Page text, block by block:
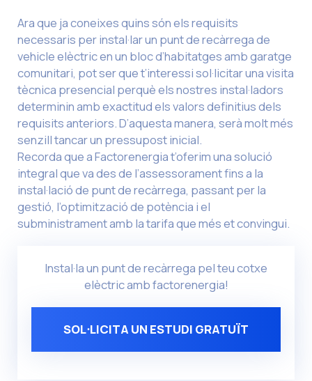
Ara que ja coneixes quins són els requisits
necessaris per instal·lar un punt de recàrrega de
vehicle elèctric en un bloc d’habitatges amb garatge
comunitari, pot ser que t’interessi sol·licitar una visita
tècnica presencial perquè els nostres instal·ladors
determinin amb exactitud els valors definitius dels
requisits anteriors. D’aquesta manera, serà molt més
senzill tancar un pressupost inicial.
Recorda que a Factorenergia t’oferim una solució
integral que va des de l’assessorament fins a la
instal·lació de punt de recàrrega, passant per la
gestió, l’optimització de potència i el
subministrament amb la tarifa que més et convingui.
Instal·la un punt de recàrrega pel teu cotxe
elèctric amb factorenergia!
SOL⋅LICITA UN ESTUDI GRATUÏT